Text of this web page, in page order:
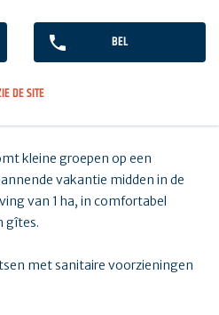
BEL
DE SITE
kleine groepen op een
vakantie midden in de
van 1 ha, in comfortabel
gîtes.
met sanitaire voorzieningen